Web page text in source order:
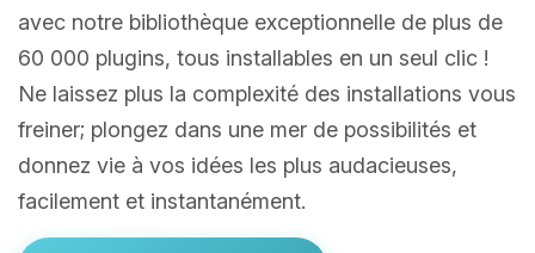
avec notre bibliothèque exceptionnelle de plus de
60 000 plugins, tous installables en un seul clic !
Ne laissez plus la complexité des installations vous
freiner; plongez dans une mer de possibilités et
donnez vie à vos idées les plus audacieuses,
facilement et instantanément.